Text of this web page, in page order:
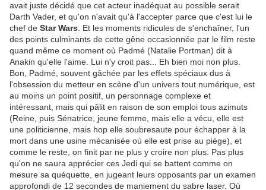
avait juste décidé que cet acteur inadéquat au possible serait
Darth Vader, et qu'on n'avait qu'à l'accepter parce que c'est lui le
chef de Star Wars . Et les moments ridicules de s'enchaîner, l'un
des points culminants de cette gêne occasionnée par le film reste
quand même ce moment où Padmé (Natalie Portman) dit à
Anakin qu'elle l'aime. Lui n'y croit pas... Eh bien moi non plus.
Bon, Padmé, souvent gâchée par les effets spéciaux dus à
l'obsession du metteur en scène d'un univers tout numérique, est
au moins un point positif, un personnage complexe et
intéressant, mais qui pâlit en raison de son emploi tous azimuts
(Reine, puis Sénatrice, jeune femme, mais elle a vécu, elle est
une politicienne, mais hop elle soubresaute pour échapper à la
mort dans une usine mécanisée où elle est prise au piège), et
comme le reste, on finit par ne plus y croire non plus. Pas plus
qu'on ne saura apprécier ces Jedi qui se battent comme on
mesure sa quéquette, en jugeant leurs opposants par un examen
approfondi de 12 secondes de maniement du sabre laser. Où